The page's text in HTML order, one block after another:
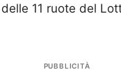
11 ruote del
PUBBLICITÀ